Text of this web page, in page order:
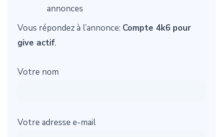
annonces
Vous répondez à l’annonce: Compte 4k6 pour
give actif.
Votre nom
Votre adresse e-mail